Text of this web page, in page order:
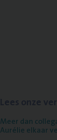
Meer dan
Aurélie elkaar